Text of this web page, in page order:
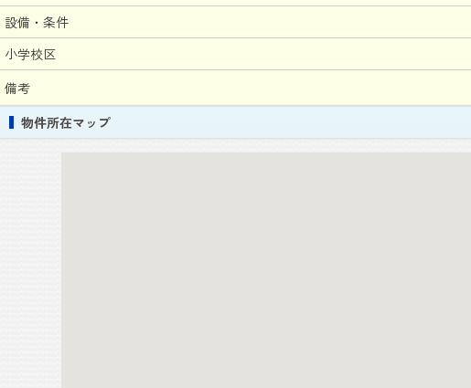
設備・条件
小学校区
備考
物件所在マップ